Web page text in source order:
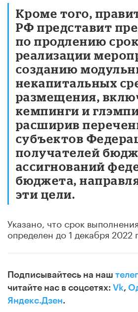
Кроме того,
РФ представит
по продлению
реализации
созданию
некапитальных
размещения,
кемпинги и
расширив
субъектов
получателей
ассигнований
бюджета,
эти цели.
Указано, что срок
определен до 1 декабря 2022
Подписывайтесь на наш
читайте нас в соцсетях: Vk,
Яндекс.Дзен.